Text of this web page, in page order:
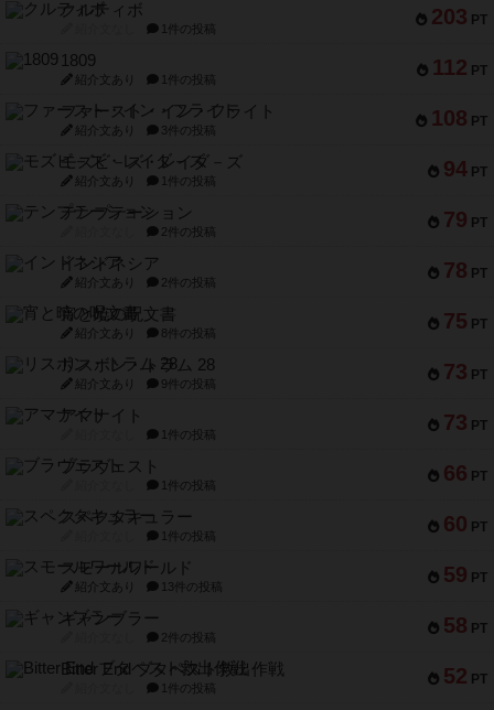
203 PT
クルティボ
1件の投稿
112 PT
1809
紹介文あり 1件の投稿
108 PT
ファースト・イン・フライト
紹介文あり 3件の投稿
94 PT
モズビ－ズ・レイダ－ズ
紹介文あり 1件の投稿
79 PT
テンプテーション
2件の投稿
78 PT
インドネシア
紹介文あり 2件の投稿
75 PT
宵と暁の呪文書
紹介文あり 8件の投稿
73 PT
リスボン・トラム 28
紹介文あり 9件の投稿
73 PT
アマナイト
1件の投稿
66 PT
ブラヴェスト
1件の投稿
60 PT
スペクタキュラー
1件の投稿
59 PT
スモールワールド
紹介文あり 13件の投稿
58 PT
ギャンブラー
2件の投稿
52 PT
Bitter End ブタペスト救出作戦
1件の投稿